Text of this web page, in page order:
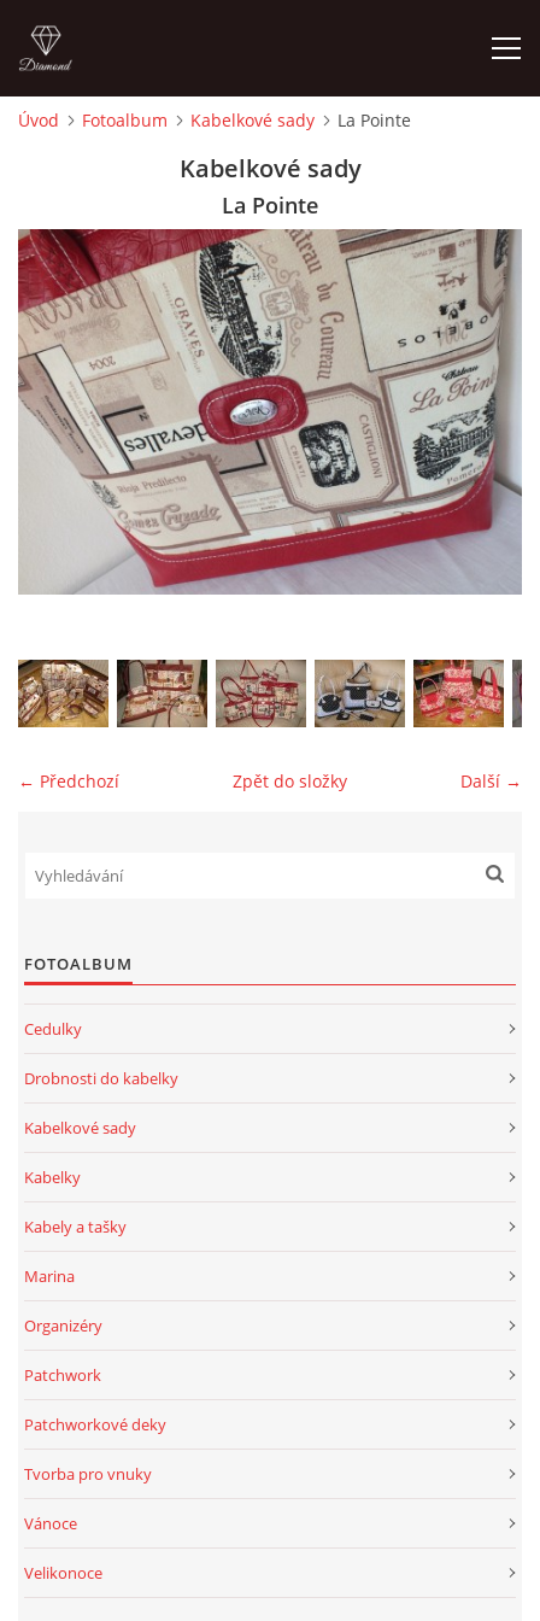
CEDULKY
MOJE POSLEDNÍ PRÁCE
© 2025 eStránky.cz
Úvod Fotoalbum Kabelkové sady La Pointe
Kabelkové sady
La Pointe
← Předchozí Další →
Zpět do složky
FOTOALBUM
Cedulky
Drobnosti do kabelky
Kabelkové sady
Kabelky
Kabely a tašky
Marina
Organizéry
Patchwork
Patchworkové deky
Tvorba pro vnuky
Vánoce
Velikonoce